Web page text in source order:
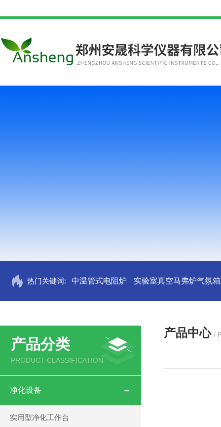
热门关键词: 中温管式电阻炉 实验室真空马弗炉气氛
产品分类
PRODUCT CLASSIFICATION
净化设备
实用型净化工作台
产品中心 /